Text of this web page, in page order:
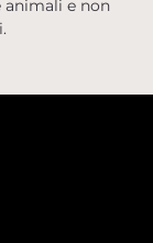
animali e non